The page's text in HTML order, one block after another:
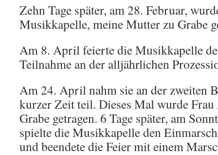
Zehn Tage später, am 28. Februar,
Musikkapelle, meine Mutter zu Grabe
Am 8. April feierte die Musikkapelle
Teilnahme an der alljährlichen
Am 24. April nahm sie an der zweiten
kurzer Zeit teil. Dieses Mal wurde
Grabe getragen. 6 Tage später, am
spielte die Musikkapelle den
und beendete die Feier mit einem